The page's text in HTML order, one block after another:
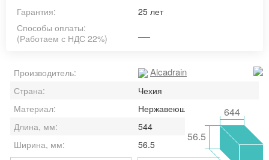
Гарантия:
25 лет
Способы оплаты:
(Работаем с НДС 22%)
Производитель: Alcadrain
Страна:
Чехия
Материал:
Нержавеющая сталь,стекло
Длина, мм:
544
Ширина, мм:
56.5
56.5
644